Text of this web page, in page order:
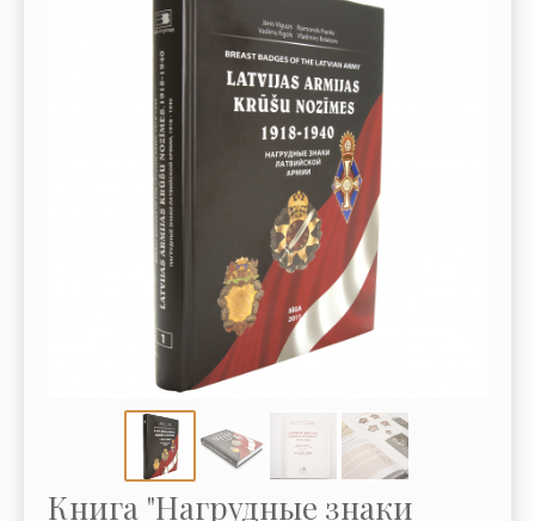
Книга "Нагрудные знаки